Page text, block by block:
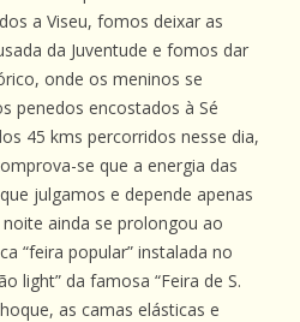
a Viseu, fomos deixar as
da Juventude e fomos dar
onde os meninos se
penedos encostados à Sé
45 kms percorridos nesse dia,
se que a energia das
julgamos e depende apenas
ainda se prolongou ao
“feira popular” instalada no
light” da famosa “Feira de S.
as camas elásticas e